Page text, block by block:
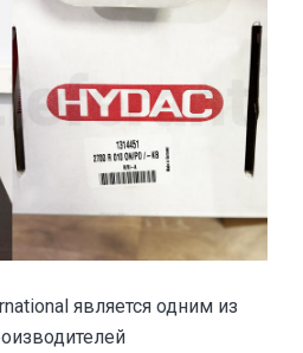
является одним из